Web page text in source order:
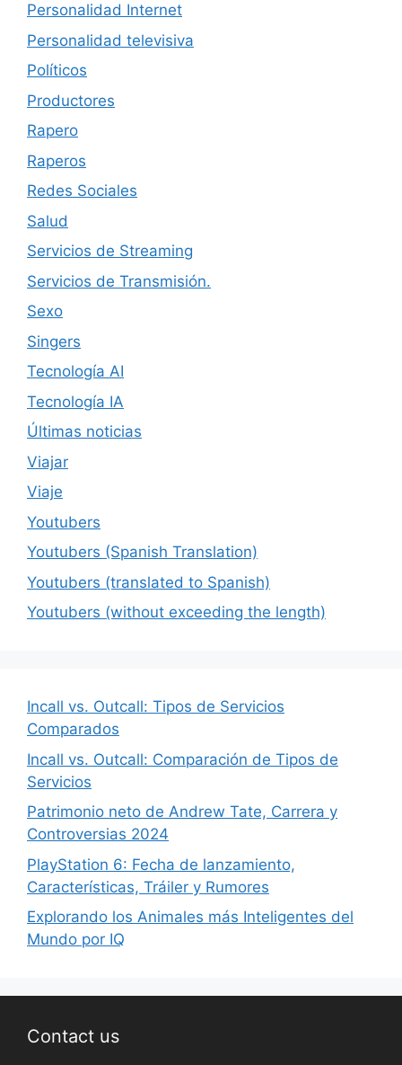
Personalidad Internet
Personalidad televisiva
Políticos
Productores
Rapero
Raperos
Redes Sociales
Salud
Servicios de Streaming
Servicios de Transmisión.
Sexo
Singers
Tecnología AI
Tecnología IA
Últimas noticias
Viajar
Viaje
Youtubers
Youtubers (Spanish Translation)
Youtubers (translated to Spanish)
Youtubers (without exceeding the length)
Incall vs. Outcall: Tipos de Servicios
Comparados
Incall vs. Outcall: Comparación de Tipos de
Servicios
Patrimonio neto de Andrew Tate, Carrera y
Controversias 2024
PlayStation 6: Fecha de lanzamiento,
Características, Tráiler y Rumores
Explorando los Animales más Inteligentes del
Mundo por IQ
Contact us